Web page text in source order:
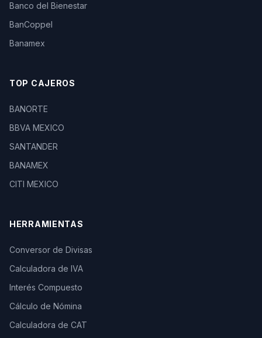
Banco del Bienestar
BanCoppel
Banamex
TOP CAJEROS
BANORTE
BBVA MEXICO
SANTANDER
BANAMEX
CITI MEXICO
HERRAMIENTAS
Conversor de Divisas
Calculadora de IVA
Interés Compuesto
Cálculo de Nómina
Calculadora de CAT